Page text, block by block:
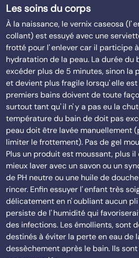
Les soins du corps
À la naissance, le vernix caseosa (l'
collant) est essuyé avec une
frotté pour l' enlever car il participe
hydratation de la peau. La durée du
excéder plus de 5 minutes, sinon la
et devient plus fragile lorsqu' elle est
premiers bains doivent de toute
surtout tant qu' il n' y a pas eu la
température du bain de doit pas
peau doit être lavée manuellement
limiter le frottement). Pas de gel
Plus un produit est moussant, plus
mieux laver avec un savon ou un
de PH neutre ou une huile de
rincer. Enfin essuyer l' enfant très
délicatement en n' oubliant aucun
persiste de l' humidité qui
des infections. Les émollients, sont
destinés à éviter la perte en eau de
dessèchement après le bain. Ils